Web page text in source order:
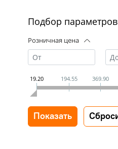
Подбор параметров
Розничная цена
19.20 194.55 369.90